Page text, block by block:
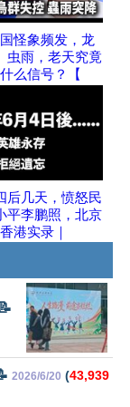
怪象频发，龙
虫雨，老天究竟
么信号？【
后几天，愤怒民
平李鹏照，北京
港实录｜
2026/6/20 (43,939